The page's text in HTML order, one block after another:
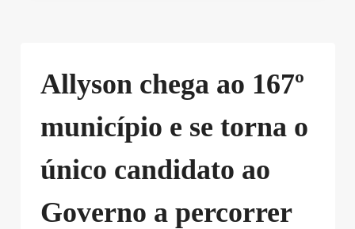
Allyson chega ao 167º
município e se torna o
único candidato ao
Governo a percorrer